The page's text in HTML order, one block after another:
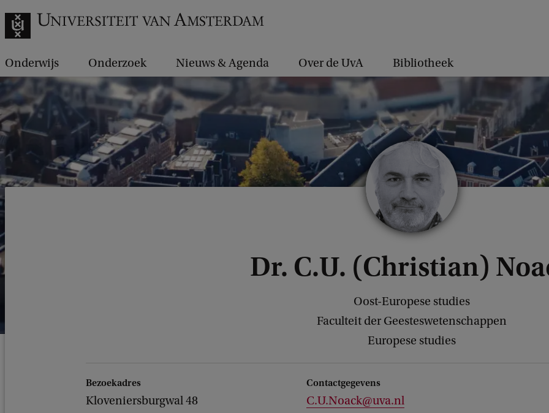
Onderwijs Onderzoek Nieuws & Agenda Over de UvA Bibliotheek
Dr. C.U. (Christian)
Oost-Europese studies
Faculteit der Geesteswetenschappen
Europese studies
Bezoekadres
Kloveniersburgwal 48
Contactgegevens
C.U.Noack@uva.nl